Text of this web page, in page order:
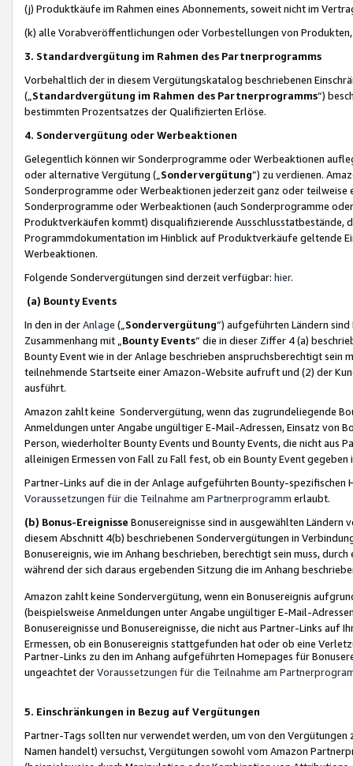
(j) Produktkäufe im Rahmen eines Abonnements, soweit nicht im
(k) alle Vorabveröffentlichungen oder Vorbestellungen von
3. Standardvergütung im Rahmen des Partnerprogramms
Vorbehaltlich der in diesem Vergütungskatalog beschriebenen
(„ Standardvergütung im Rahmen des Partnerprogramms“)
bestimmten Prozentsatzes der Qualifizierten Erlöse.
4. Sondervergütung oder Werbeaktionen
Gelegentlich können wir Sonderprogramme oder Werbeaktionen
oder alternative Vergütung („ Sondervergütung”) zu verdienen.
Sonderprogramme oder Werbeaktionen jederzeit ganz oder
Sonderprogramme oder Werbeaktionen (auch Sonderprogramme
Produktverkäufen kommt) disqualifizierende Ausschlusstatbestände,
Programmdokumentation im Hinblick auf Produktverkäufe geltende
Werbeaktionen.
Folgende Sondervergütungen sind derzeit verfügbar: hier.
(a) Bounty Events
In den in derAnlage („ Sondervergütung“) aufgeführten Ländern
Zusammenhang mit „ Bounty Events“ die in dieser Ziffer 4 (a)
Bounty Event wie in der Anlage beschrieben anspruchsberechtigt sein
teilnehmende Startseite einer Amazon-Website aufruft und (2) der
ausführt.
Amazon zahlt keine Sondervergütung, wenn das zugrundeliegende
Anmeldungen unter Angabe ungültiger E-Mail-Adressen, Einsatz von
Person, wiederholter Bounty Events und Bounty Events, die nicht
alleinigen Ermessen von Fall zu Fall fest, ob ein Bounty Event
Partner-Links auf die in der Anlage aufgeführten Bounty-spezifischen
Voraussetzungen für die Teilnahme am Partnerprogramm erlaubt.
(b) Bonus-Ereignisse Bonusereignisse sind in ausgewählten Ländern
diesem Abschnitt 4(b) beschriebenen Sondervergütungen in
Bonusereignis, wie im Anhang beschrieben, berechtigt sein muss,
während der sich daraus ergebenden Sitzung die im Anhang
Amazon zahlt keine Sondervergütung, wenn ein Bonusereignis
(beispielsweise Anmeldungen unter Angabe ungültiger E-Mail-
Bonusereignisse und Bonusereignisse, die nicht aus Partner-Links auf
Ermessen, ob ein Bonusereignis stattgefunden hat oder ob eine
Partner-Links zu den im Anhang aufgeführten Homepages für
ungeachtet derVoraussetzungen für die Teilnahme am
5. Einschränkungen in Bezug auf Vergütungen
Partner-Tags sollten nur verwendet werden, um von den
Namen handelt) versuchst, Vergütungen sowohl vom Amazon